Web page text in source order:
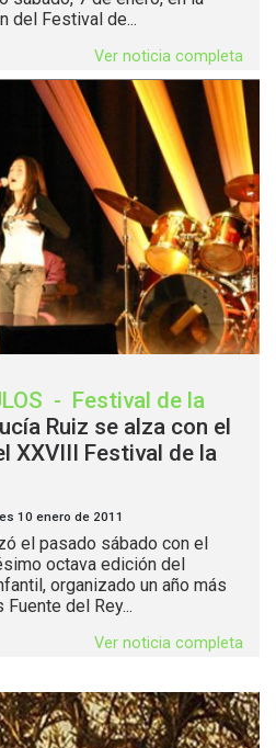
del Festival de...
Ver noticia completa
- Festival de la
Ruiz se alza con el
XXVIII Festival de la
10 enero de 2011
el pasado sábado con el
octava edición del
organizado un año más
del Rey...
Ver noticia completa